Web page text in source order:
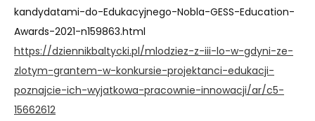
kandydatami-do-Edukacyjnego-Nobla-GESS-Education-
Awards-2021-n159863.html
https://dziennikbaltycki.pl/mlodziez-z-iii-lo-w-gdyni-ze-
zlotym-grantem-w-konkursie-projektanci-edukacji-
poznajcie-ich-wyjatkowa-pracownie-innowacji/ar/c5-
15662612